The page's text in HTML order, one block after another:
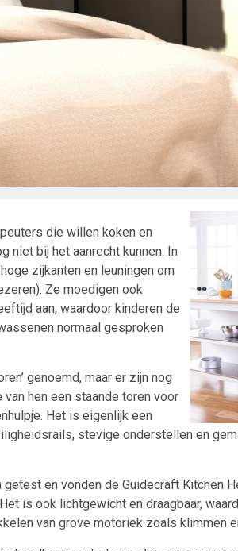
die willen koken en
niet bij het aanrecht kunnen. In
zijkanten en leuningen om
Ze moedigen ook
aan, waardoor kinderen de
normaal gesproken
genoemd, maar er zijn nog
hen een staande toren voor
Het is eigenlijk een
stevige onderstellen en
en vonden de Guidecraft Kitchen
is ook lichtgewicht en draagbaar,
van grove motoriek zoals klimmen